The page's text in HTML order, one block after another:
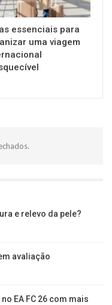
essenciais para
uma viagem
e relevo da pele?
avaliação
EA FC 26 com mais